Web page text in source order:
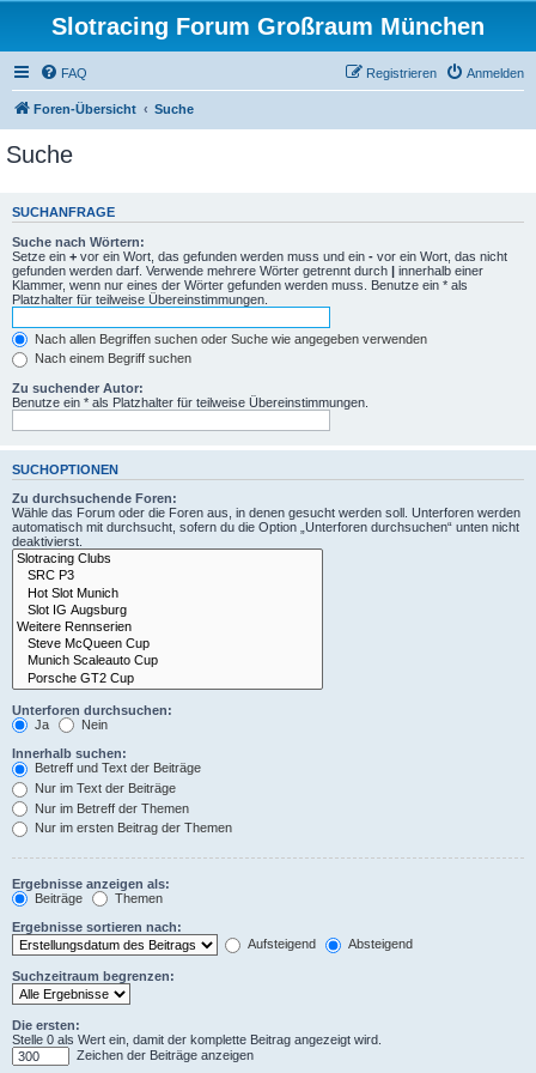
Slotracing Forum Großraum München
FAQ Anmelden
Registrieren
Foren-Übersicht Suche
Suche
SUCHANFRAGE
Suche nach Wörtern:
Setze ein + vor ein Wort, das gefunden werden muss und ein - vor ein Wort, das nicht
gefunden werden darf. Verwende mehrere Wörter getrennt durch | innerhalb einer
Klammer, wenn nur eines der Wörter gefunden werden muss. Benutze ein * als
Platzhalter für teilweise Übereinstimmungen.
Nach allen Begriffen suchen oder Suche wie angegeben verwenden
Nach einem Begriff suchen
Zu suchender Autor:
Benutze ein * als Platzhalter für teilweise Übereinstimmungen.
SUCHOPTIONEN
Zu durchsuchende Foren:
Wähle das Forum oder die Foren aus, in denen gesucht werden soll. Unterforen werden
automatisch mit durchsucht, sofern du die Option „Unterforen durchsuchen“ unten nicht
deaktivierst.
Unterforen durchsuchen:
Ja
Nein
Innerhalb suchen:
Betreff und Text der Beiträge
Nur im Text der Beiträge
Nur im Betreff der Themen
Nur im ersten Beitrag der Themen
Ergebnisse anzeigen als:
Beiträge
Themen
Ergebnisse sortieren nach:
Aufsteigend
Absteigend
Suchzeitraum begrenzen:
Die ersten:
Stelle 0 als Wert ein, damit der komplette Beitrag angezeigt wird.
Zeichen der Beiträge anzeigen